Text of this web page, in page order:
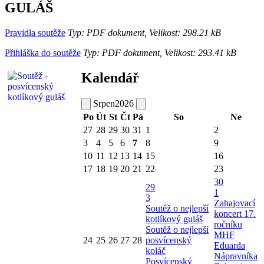
GULÁŠ
Pravidla soutěže Typ: PDF dokument, Velikost: 298.21 kB
Přihláška do soutěže Typ: PDF dokument, Velikost: 293.41 kB
Kalendář
Srpen2026
Po Út St Čt Pá So
Ne
27 28 29 30 31 1
2
3
4 5 6 7 8
9
10 11 12 13 14 15
16
17 18 19 20 21 22 23
24 25 26 27 28
29
3
Soutěž o nejlepší
kotlíkový guláš
Soutěž o nejlepší
posvícenský
koláč
Posvícenský
30
1
Zahajovací
koncert 17.
ročníku
MHF
Eduarda
Nápravníka